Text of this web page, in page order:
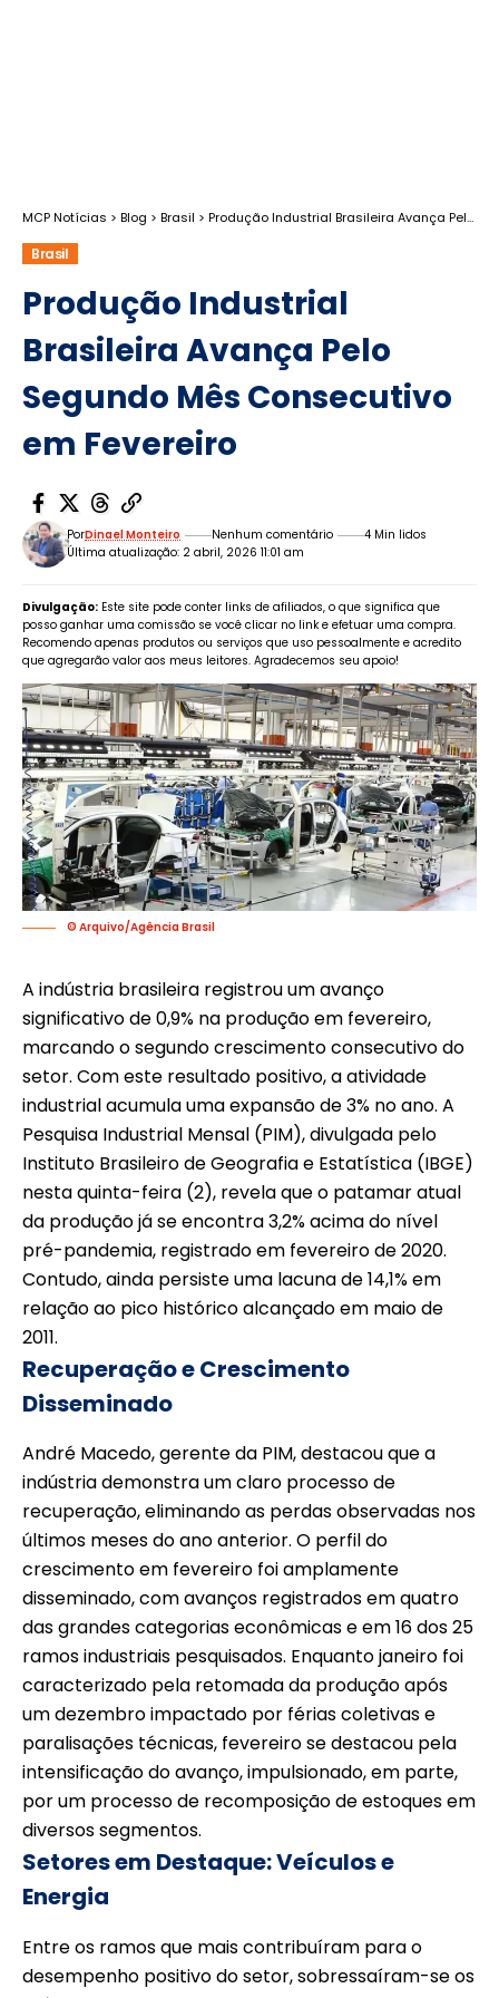
MCP Notícias > Blog > Brasil > Produção Industrial Brasileira Avança Pelo Segundo Mês Consecutivo em Fevereiro
Brasil
Produção Industrial
Brasileira Avança Pelo
Segundo Mês Consecutivo
em Fevereiro
Última atualização: 2 abril, 2026 11:01 am
PorDinael Monteiro Nenhum comentário 4 Min lidos
Divulgação: Este site pode conter links de afiliados, o que significa que
posso ganhar uma comissão se você clicar no link e efetuar uma compra.
Recomendo apenas produtos ou serviços que uso pessoalmente e acredito
que agregarão valor aos meus leitores. Agradecemos seu apoio!
© Arquivo/Agência Brasil
A indústria brasileira registrou um avanço
significativo de 0,9% na produção em fevereiro,
marcando o segundo crescimento consecutivo do
setor. Com este resultado positivo, a atividade
industrial acumula uma expansão de 3% no ano. A
Pesquisa Industrial Mensal (PIM), divulgada pelo
Instituto Brasileiro de Geografia e Estatística (IBGE)
nesta quinta-feira (2), revela que o patamar atual
da produção já se encontra 3,2% acima do nível
pré-pandemia, registrado em fevereiro de 2020.
Contudo, ainda persiste uma lacuna de 14,1% em
relação ao pico histórico alcançado em maio de
2011.
Recuperação e Crescimento
Disseminado
André Macedo, gerente da PIM, destacou que a
indústria demonstra um claro processo de
recuperação, eliminando as perdas observadas nos
últimos meses do ano anterior. O perfil do
crescimento em fevereiro foi amplamente
disseminado, com avanços registrados em quatro
das grandes categorias econômicas e em 16 dos 25
ramos industriais pesquisados. Enquanto janeiro foi
caracterizado pela retomada da produção após
um dezembro impactado por férias coletivas e
paralisações técnicas, fevereiro se destacou pela
intensificação do avanço, impulsionado, em parte,
por um processo de recomposição de estoques em
diversos segmentos.
Setores em Destaque: Veículos e
Energia
Entre os ramos que mais contribuíram para o
desempenho positivo do setor, sobressaíram-se os